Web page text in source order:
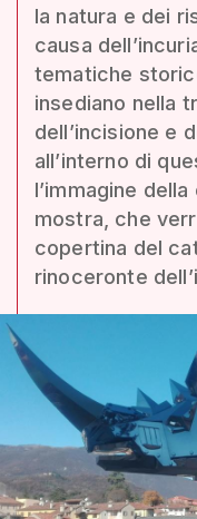
la natura e dei
causa
tematiche
insediano nella
dell’incisione e
all’interno di
l’immagine
mostra, che
copertina del
rinoceronte